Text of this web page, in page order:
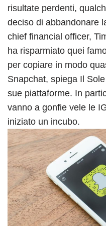
risultate perdenti,
deciso di abbandonare
chief financial officer,
ha risparmiato quei
per copiare in modo
Snapchat, spiega Il
sue piattaforme. In
vanno a gonfie vele le
iniziato un incubo.